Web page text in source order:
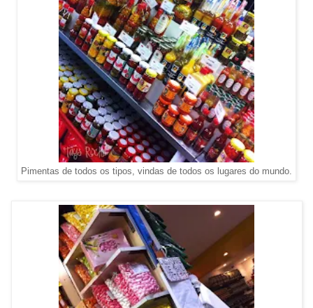
Pimentas de todos os tipos, vindas de todos os lugares do mundo.